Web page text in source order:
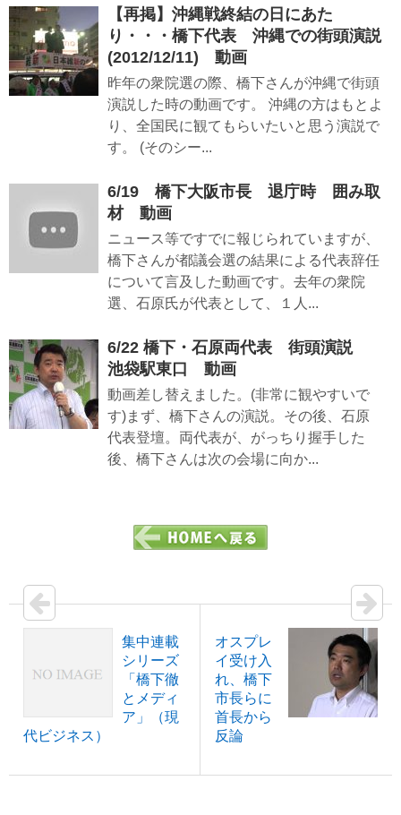
【再掲】沖縄戦終結の日にあた
り・・・橋下代表 沖縄での街頭演説
(2012/12/11) 動画
昨年の衆院選の際、橋下さんが沖縄で街頭
演説した時の動画です。 沖縄の方はもとよ
り、全国民に観てもらいたいと思う演説で
す。 (そのシー...
6/19 橋下大阪市長 退庁時 囲み取
材 動画
ニュース等ですでに報じられていますが、
橋下さんが都議会選の結果による代表辞任
について言及した動画です。去年の衆院
選、石原氏が代表として、１人...
6/22 橋下・石原両代表 街頭演説
池袋駅東口 動画
動画差し替えました。(非常に観やすいで
す)まず、橋下さんの演説。その後、石原
代表登壇。両代表が、がっちり握手した
後、橋下さんは次の会場に向か...
集中連載
シリーズ
「橋下徹
とメディ
ア」（現
代ビジネス）
オスプレ
イ受け入
れ、橋下
市長らに
首長から
反論